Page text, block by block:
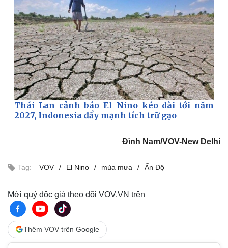
Thái Lan cảnh báo El Nino kéo dài tới năm
2027, Indonesia đẩy mạnh tích trữ gạo
Đình Nam/VOV-New Delhi
Tag: VOV El Nino mùa mưa Ấn Độ
Mời quý độc giả theo dõi VOV.VN trên
Thêm VOV trên Google